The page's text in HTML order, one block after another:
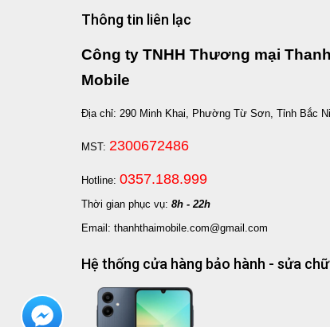
Thông tin liên lạc
Công ty TNHH Thương mại
Mobile
Địa chỉ: 290 Minh Khai, Phường Từ Sơn, Tỉnh Bắc
MST: 2300672486
Hotline: 0357.188.999
Thời gian phục vụ: 8h - 22h
Email: thanhthaimobile.com@gmail.com
Hệ thống cửa hàng bảo hành - sửa